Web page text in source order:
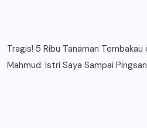
Tragis! 5 Ribu Tanaman
Mahmud: Istri Saya Sampai Pingsan